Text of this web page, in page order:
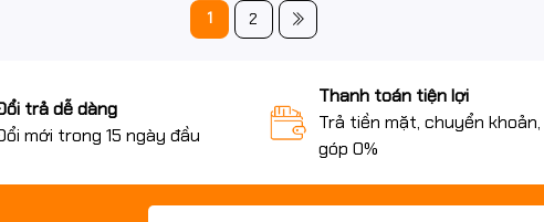
1 2
trả dễ dàng
mới trong 15 ngày đầu
Thanh toán tiện lợi
Trả tiền mặt, chuyển
góp 0%